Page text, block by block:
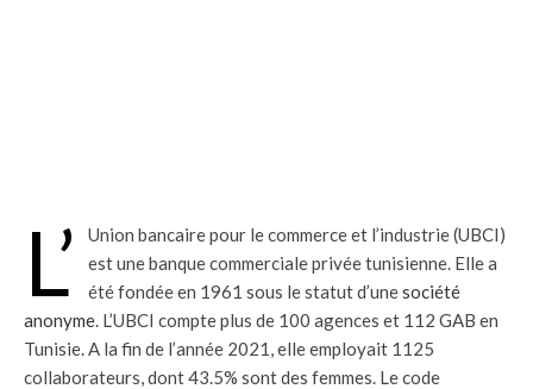
L’
Union bancaire pour le commerce et l’industrie (UBCI)
est une banque commerciale privée tunisienne. Elle a
été fondée en 1961 sous le statut d’unesociété
anonyme. L’UBCI compte plus de 100 agences et 112 GAB en
Tunisie. A la fin de l’année 2021, elle employait 1125
collaborateurs, dont 43.5% sont des femmes. Le code